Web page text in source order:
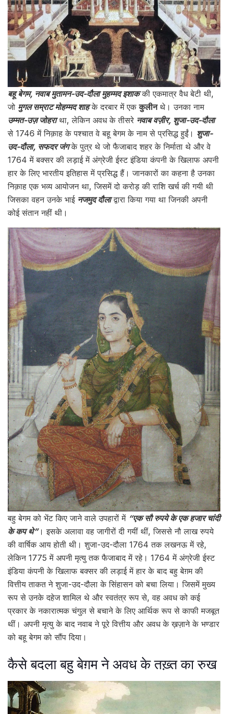
बहू बेगम, नवाब मुतामन-उद-दौला मुहम्मद इशाककी एकमात्र वैध बेटी थी,
जो मुगल सम्राट मोहम्मद शाहके दरबार में एककुलीनथे। उनका नाम
उम्मत-उज़ जोहराथा, लेकिन अवध के तीसरे नवाब वज़ीर, शुजा-उद-दौला
से 1746 में निक़ाह के पश्चात वे बहू बेगम के नाम से प्रसिद्ध हुईं। शुजा-
उद-दौला, सफदर जंगके पुत्र थे जो फैजाबाद शहर के निर्माता थे और वे
1764 में बक्सर की लड़ाई में अंग्रेजी ईस्ट इंडिया कंपनी के खिलाफ अपनी
हार के लिए भारतीय इतिहास में प्रसिद्ध हैं। जानकारों का कहना है उनका
निक़ाह एक भव्य आयोजन था, जिसमें दो करोड़ की राशि खर्च की गयी थी
जिसका वहन उनके भाई नजमुद दौलाद्वारा किया गया था जिनकी अपनी
कोई संतान नहीं थी।
बहु बेगम को भेंट किए जाने वाले उपहारों में “एक सौ रुपये के एक हजार चांदी
के कप थे”। इसके अलावा वह जागीरों दी गयीं थीं, जिससे नौ लाख रुपये
की वार्षिक आय होती थी। शुजा-उद-दौला 1764 तक लखनऊ में रहे,
लेकिन 1775 में अपनी मृत्यु तक फैजाबाद में रहे। 1764 में अंग्रेजी ईस्ट
इंडिया कंपनी के खिलाफ बक्सर की लड़ाई में हार के बाद बहु बेग़म की
वित्तीय ताकत ने शुजा-उद-दौला के सिंहासन को बचा लिया। जिसमें मुख्य
रूप से उनके दहेज शामिल थे और स्वतंत्र रूप से, वह अवध को कई
प्रकार के नकारात्मक चंगुल से बचाने के लिए आर्थिक रूप से काफी मजबूत
थीं। अपनी मृत्यु के बाद नवाब ने पूरे वित्तीय और अवध के ख़ज़ाने के भण्डार
को बहू बेगम को सौंप दिया।
कैसे बदला बहु बेग़म ने अवध के तख़्त का रुख